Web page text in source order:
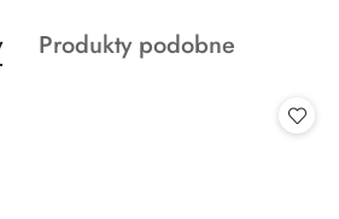
Produkty
Produkty podobne